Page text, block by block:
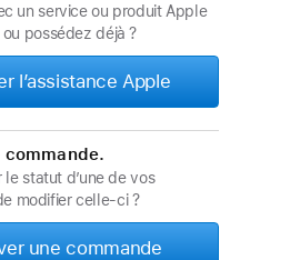
un service ou produit Apple
possédez déjà ?
l’assistance Apple
commande.
le statut d’une de vos
modifier celle-ci ?
une commande